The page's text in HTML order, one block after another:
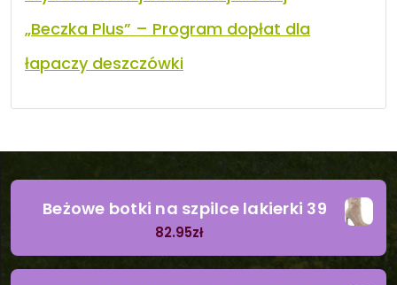
„Beczka Plus” – Program dopłat dla
łapaczy deszczówki
Beżowe botki na szpilce lakierki 39
82.95zł